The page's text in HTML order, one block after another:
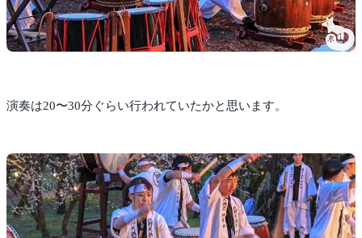
演奏は20〜30分ぐらい行われていたかと思います。